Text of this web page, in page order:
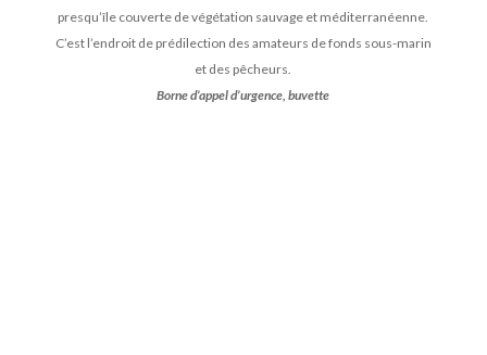
presqu’île couverte de végétation sauvage et méditerranéenne.
C’est l’endroit de prédilection des amateurs de fonds sous-marin
et des pêcheurs.
Borne d’appel d’urgence, buvette